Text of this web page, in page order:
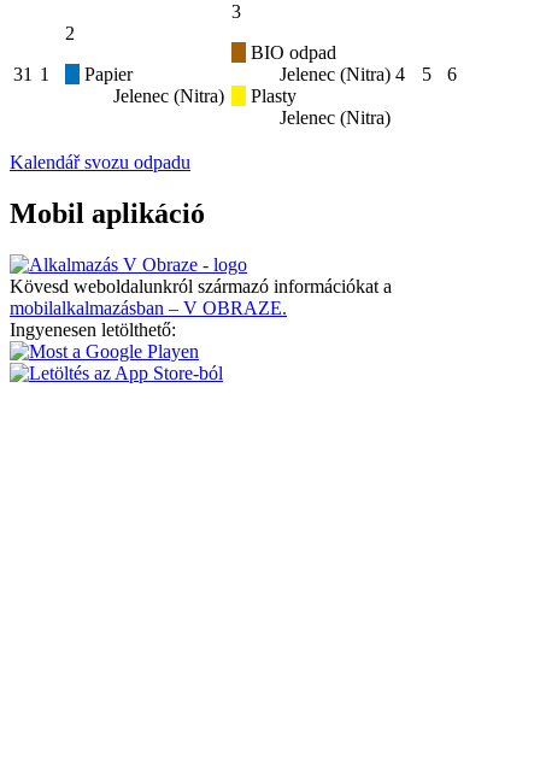
31 1
2
Papier
Jelenec (Nitra)
3
BIO odpad
Jelenec (Nitra)
Plasty
Jelenec (Nitra)
4 5 6
Kalendář svozu odpadu
Mobil aplikáció
Kövesd weboldalunkról származó információkat a
mobilalkalmazásban – V OBRAZE.
Ingyenesen letölthető: